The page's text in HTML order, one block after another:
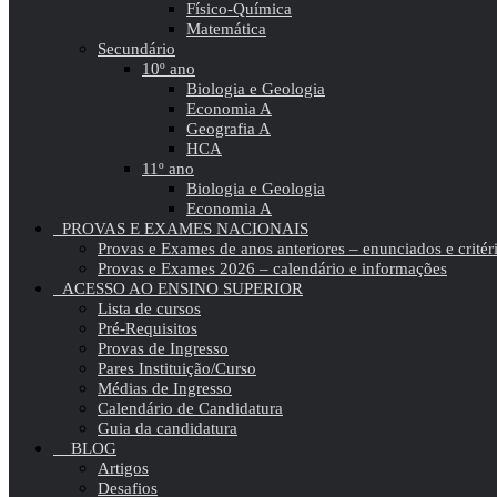
Físico-Química
Matemática
Secundário
10º ano
Biologia e Geologia
Economia A
Geografia A
HCA
11º ano
Biologia e Geologia
Economia A
PROVAS E EXAMES NACIONAIS
Provas e Exames de anos anteriores – enunciados e
Provas e Exames 2026 – calendário e informações
ACESSO AO ENSINO SUPERIOR
Lista de cursos
Pré-Requisitos
Provas de Ingresso
Pares Instituição/Curso
Médias de Ingresso
Calendário de Candidatura
Guia da candidatura
BLOG
Artigos
Desafios